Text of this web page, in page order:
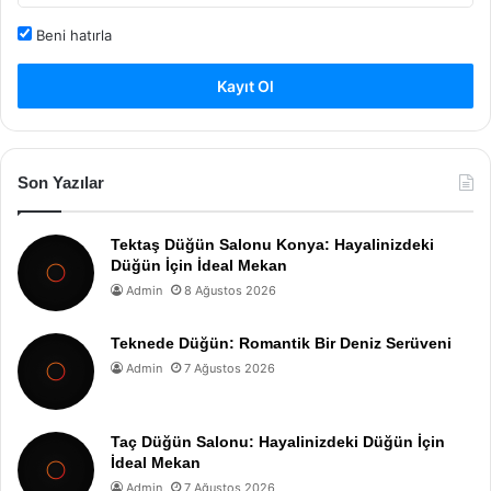
Beni hatırla
Kayıt Ol
Son Yazılar
Tektaş Düğün Salonu Konya: Hayalinizdeki
Düğün İçin İdeal Mekan
Admin 8 Ağustos 2026
Teknede Düğün: Romantik Bir Deniz Serüveni
Admin 7 Ağustos 2026
Taç Düğün Salonu: Hayalinizdeki Düğün İçin
İdeal Mekan
Admin 7 Ağustos 2026